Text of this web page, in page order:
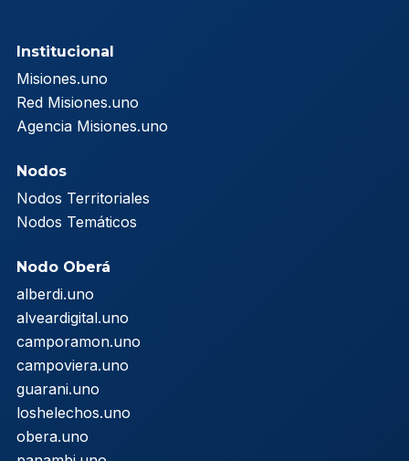
Institucional
Misiones.uno
Red Misiones.uno
Agencia Misiones.uno
Nodos
Nodos Territoriales
Nodos Temáticos
Nodo Oberá
alberdi.uno
alveardigital.uno
camporamon.uno
campoviera.uno
guarani.uno
loshelechos.uno
obera.uno